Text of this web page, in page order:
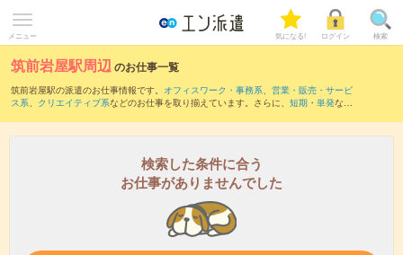
メニュー 気になる! ログイン 検索
筑前岩屋駅周辺のお仕事一覧
筑前岩屋駅の派遣のお仕事情報です。 オフィスワーク・事務系、 営業・販売・サービ
ス系、 クリエイティブ系などのお仕事を取り揃えています。さらに、 短期 ・ 単発など
また、筑後大石駅・光岡駅・うきは駅・日田駅・夜明駅など近隣駅のお仕事もご確認
検索した条件に合う
お仕事がありませんでした